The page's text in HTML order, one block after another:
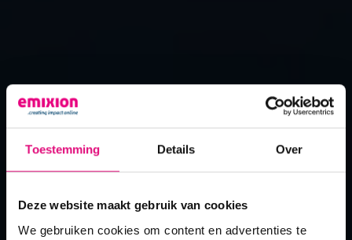
Toestemming Details Over
Deze website maakt gebruik van cookies
We gebruiken cookies om content en advertenties te
our mission